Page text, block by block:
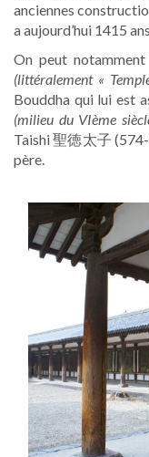
anciennes
a aujourd’hui 1415
On peut
(littéralement «
Bouddha qui lui est
(milieu du VIème
Taishi 聖徳太子
père.